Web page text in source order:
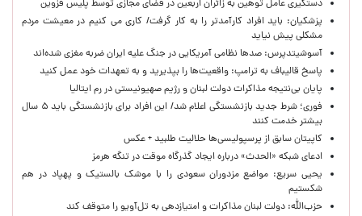
دستگیری عامل توهین به زائران اربعین در فضای مجازی توسط پلیس قزوین
پزشکیان: باید افراد کارآمدتر را به کار گرفت/ کاری می کنیم در معیشت مردم
مشکلی پیش نیاید
آسوشیتدپرس: صدها نظامی آمریکایی در جنگ علیه ایران ضربه مغزی شده‌اند
پاسخ قالیباف به ترامپ: واقعیت‌ها را بپذیرید و به تعهدات خود عمل کنید
پایان بی‌نتیجه مذاکرات دولت لبنان و رژیم صهیونیستی در رم ایتالیا
فوری؛ شرط جدید بازنشستگی اعلام شد/ این افراد برای بازنشستگی باید ۵ سال
بیشتر خدمت کنند
کاپیتان سابق از پرسپولیسی‌ها حلالیت طلبید + عکس
ادعای شبکه «الحدث» درباره ایجاد گذرگاه موقت در تنگه هرمز
یحیی سریع: مواضع مزدوران سعودی را با موشک بالستیک و پهپاد در هم
شکستیم
حزب‌الله: دولت لبنان مذاکرات و امتیازدهی به تل‌آویو را متوقف کند